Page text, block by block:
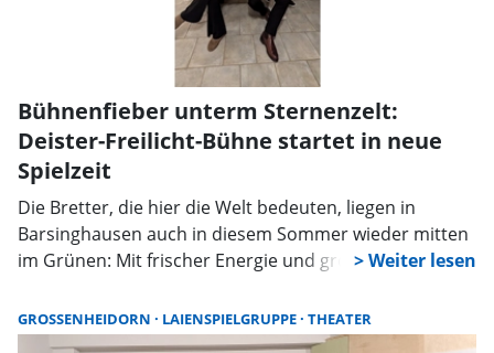
Bühnenfieber unterm Sternenzelt:
Deister-Freilicht-Bühne startet in neue
Spielzeit
Die Bretter, die hier die Welt bedeuten, liegen in
Barsinghausen auch in diesem Sommer wieder mitten
im Grünen: Mit frischer Energie und großen Plänen
die Sommersaison 2026. Nach drei Rekordjahren in
Folge soll der Erfolg nun weitergehen – und das
GROSSENHEIDORN LAIENSPIELGRUPPE THEATER